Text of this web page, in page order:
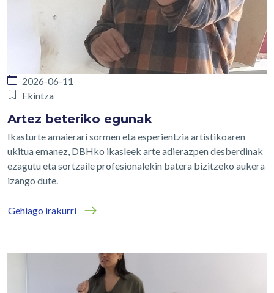
2026-06-11
Ekintza
Artez beteriko egunak
Ikasturte amaierari sormen eta esperientzia artistikoaren
ukitua emanez, DBHko ikasleek arte adierazpen desberdinak
ezagutu eta sortzaile profesionalekin batera bizitzeko aukera
izango dute.
Gehiago irakurri